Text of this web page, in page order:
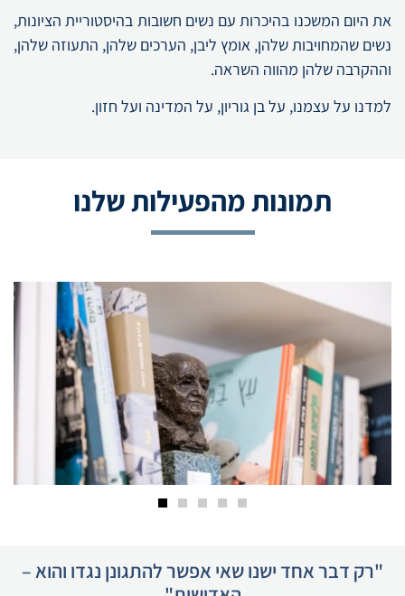
את היום המשכנו בהיכרות עם נשים חשובות בהיסטוריית הציונות,
נשים שהמחויבות שלהן, אומץ ליבן, הערכים שלהן, התעוזה שלהן,
וההקרבה שלהן מהווה השראה.
למדנו על עצמנו, על בן גוריון, על המדינה ועל חזון.
תמונות מהפעילות שלנו
"רק דבר אחד ישנו שאי אפשר להתגונן נגדו והוא –